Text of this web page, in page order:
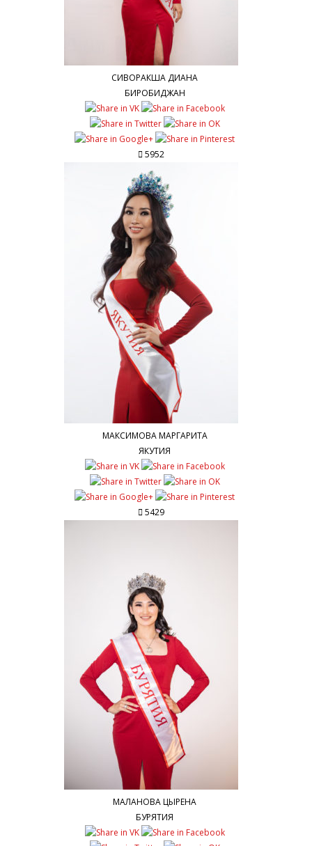
СИВОРАКША ДИАНА
БИРОБИДЖАН
5952
МАКСИМОВА МАРГАРИТА
ЯКУТИЯ
5429
МАЛАНОВА ЦЫРЕНА
БУРЯТИЯ